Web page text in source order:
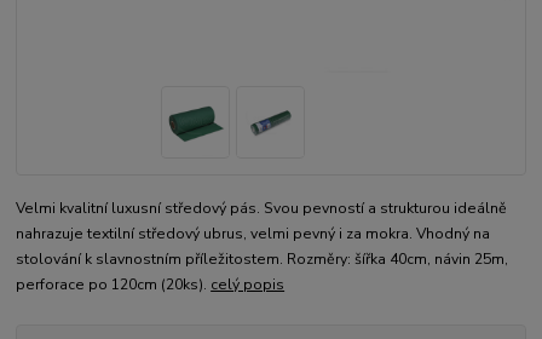
Velmi kvalitní luxusní středový pás. Svou pevností a strukturou ideálně
nahrazuje textilní středový ubrus, velmi pevný i za mokra. Vhodný na
stolování k slavnostním příležitostem. Rozměry: šířka 40cm, návin 25m,
perforace po 120cm (20ks). celý popis